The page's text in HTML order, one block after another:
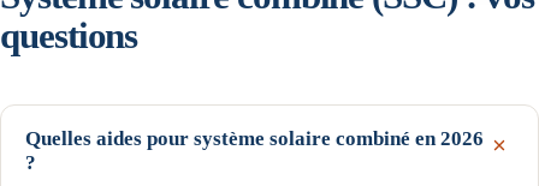
questions
Quelles aides pour système solaire combiné en 2026
?